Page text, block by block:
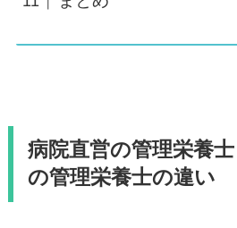
病院直営の管理栄養
の管理栄養士の違い